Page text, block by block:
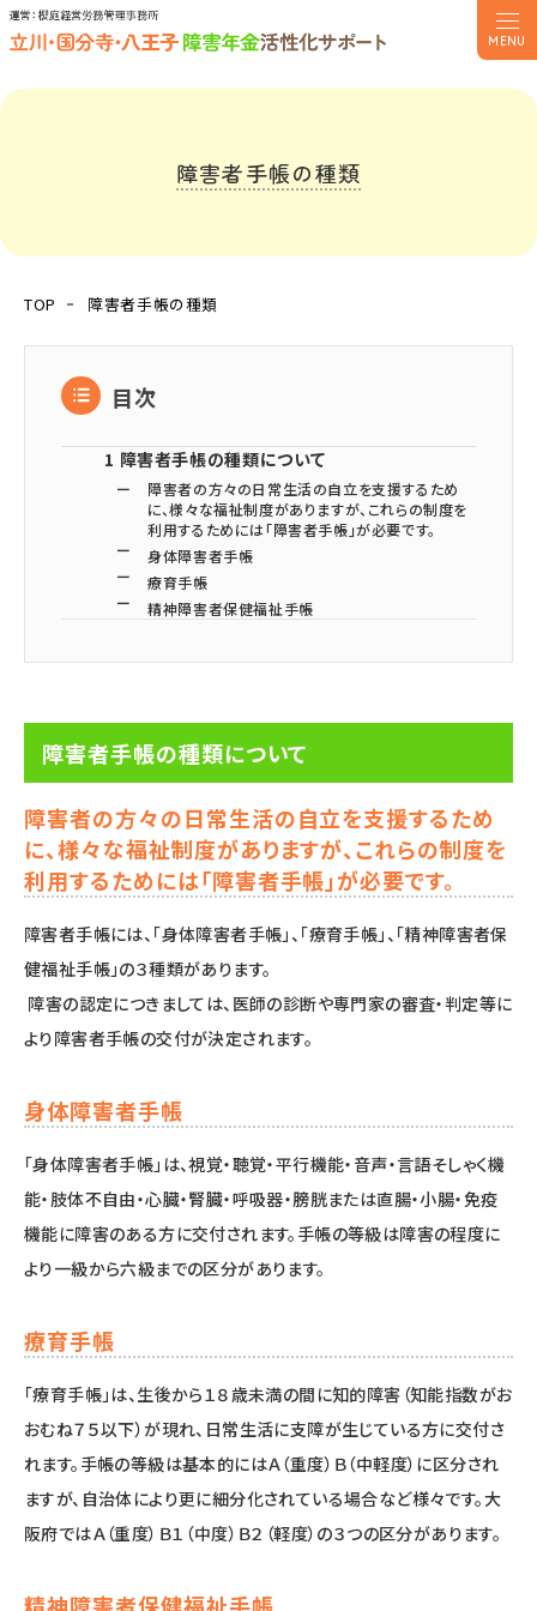
MENU
障害者手帳の種類
TOP 障害者手帳の種類
目次
1 障害者手帳の種類について
障害者の方々の日常生活の自立を支援するため
に、様々な福祉制度がありますが、これらの制度を
利用するためには「障害者手帳」が必要です。
身体障害者手帳
療育手帳
精神障害者保健福祉手帳
障害者手帳の種類について
障害者の方々の日常生活の自立を支援するため
に、様々な福祉制度がありますが、これらの制度を
利用するためには「障害者手帳」が必要です。
障害者手帳には、「身体障害者手帳」、「療育手帳」、「精神障害者保
健福祉手帳」の３種類があります。
障害の認定につきましては、医師の診断や専門家の審査・判定等に
より障害者手帳の交付が決定されます。
身体障害者手帳
「身体障害者手帳」は、視覚・聴覚・平行機能・音声・言語そしゃく機
能・肢体不自由・心臓・腎臓・呼吸器・膀胱または直腸・小腸・免疫
機能に障害のある方に交付されます。手帳の等級は障害の程度に
より一級から六級までの区分があります。
療育手帳
「療育手帳」は、生後から１８歳未満の間に知的障害（知能指数がお
おむね７５以下）が現れ、日常生活に支障が生じている方に交付さ
れます。手帳の等級は基本的にはＡ（重度）Ｂ（中軽度）に区分され
ますが、自治体により更に細分化されている場合など様々です。大
阪府ではＡ（重度）Ｂ１（中度）Ｂ２（軽度）の３つの区分があります。